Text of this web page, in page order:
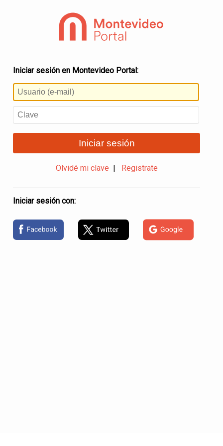
Iniciar sesión en Montevideo Portal:
Iniciar sesión
Olvidé mi clave Registrate
Iniciar sesión con: